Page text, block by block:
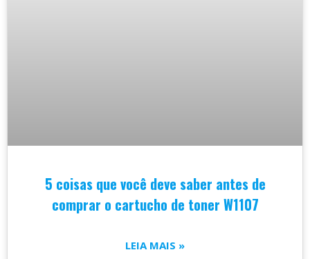
5 coisas que você deve saber antes de
comprar o cartucho de toner W1107
LEIA MAIS »